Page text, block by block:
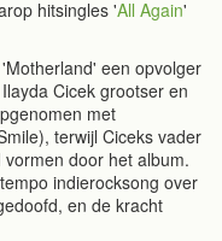
hitsingles 'All Again'
een opvolger
Cicek grootser en
met
terwijl Ciceks vader
door het album.
indierocksong over
en de kracht